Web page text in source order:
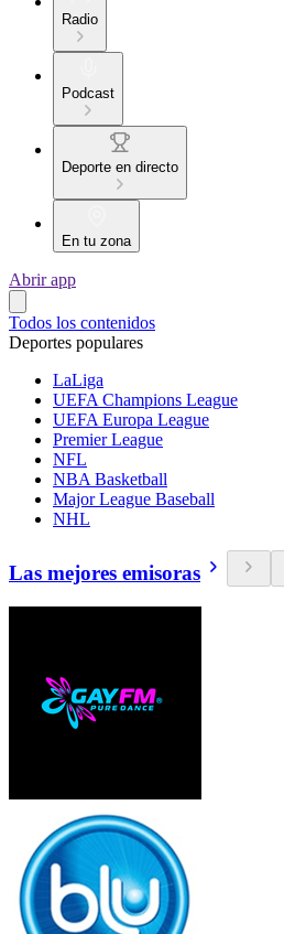
Radio
Podcast
Deporte en directo
En tu zona
Abrir app
Todos los contenidos
Deportes populares
LaLiga
UEFA Champions League
UEFA Europa League
Premier League
NFL
NBA Basketball
Major League Baseball
NHL
Las mejores emisoras